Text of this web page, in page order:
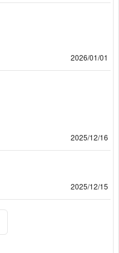
2026/01/01
2025/12/16
2025/12/15